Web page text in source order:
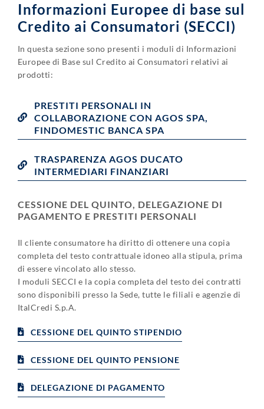
Informazioni Europee di base sul
Credito ai Consumatori (SECCI)
In questa sezione sono presenti i moduli di Informazioni
Europee di Base sul Credito ai Consumatori relativi ai
prodotti:
PRESTITI PERSONALI IN
COLLABORAZIONE CON AGOS SPA,
FINDOMESTIC BANCA SPA
TRASPARENZA AGOS DUCATO
INTERMEDIARI FINANZIARI
CESSIONE DEL QUINTO, DELEGAZIONE DI
PAGAMENTO E PRESTITI PERSONALI
Il cliente consumatore ha diritto di ottenere una copia
completa del testo contrattuale idoneo alla stipula, prima
di essere vincolato allo stesso.
I moduli SECCI e la copia completa del testo dei contratti
sono disponibili presso la Sede, tutte le filiali e agenzie di
ItalCredi S.p.A.
CESSIONE DEL QUINTO STIPENDIO
CESSIONE DEL QUINTO PENSIONE
DELEGAZIONE DI PAGAMENTO